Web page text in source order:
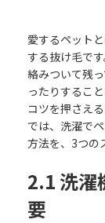
愛するペット
する抜け毛で
絡みついて残
ったりするこ
コツを押さえ
では、洗濯で
方法を、3つの
2.1 洗濯
要